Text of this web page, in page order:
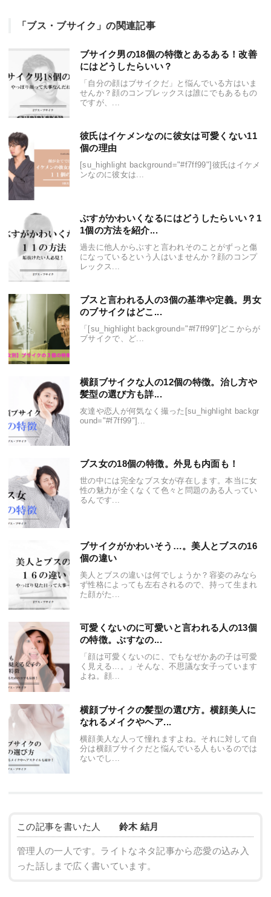
「ブス・ブサイク」の関連記事
ブサイク男の18個の特徴とあるある！改善
にはどうしたらいい？
「自分の顔はブサイクだ」と悩んでいる方はいま
せんか？顔のコンプレックスは誰にでもあるもの
ですが、...
彼氏はイケメンなのに彼女は可愛くない11
個の理由
[su_highlight background="#f7ff99"]彼氏はイケメ
ンなのに彼女は...
ぶすがかわいくなるにはどうしたらいい？1
1個の方法を紹介...
過去に他人からぶすと言われそのことがずっと傷
になっているという人はいませんか？顔のコンプ
レックス...
ブスと言われる人の3個の基準や定義。男女
のブサイクはどこ...
「[su_highlight background="#f7ff99"]どこからが
ブサイクで、ど...
横顔ブサイクな人の12個の特徴。治し方や
髪型の選び方も詳...
友達や恋人が何気なく撮った[su_highlight backgr
ound="#f7ff99"]...
ブス女の18個の特徴。外見も内面も！
世の中には完全なブス女が存在します。本当に女
性の魅力が全くなくて色々と問題のある人ってい
るんです...
ブサイクがかわいそう…。美人とブスの16
個の違い
美人とブスの違いは何でしょうか？容姿のみなら
ず性格によっても左右されるので、持って生まれ
た顔がた...
可愛くないのに可愛いと言われる人の13個
の特徴。ぶすなの...
「顔は可愛くないのに、でもなぜかあの子は可愛
く見える…。」そんな、不思議な女子っています
よね。顔...
横顔ブサイクの髪型の選び方。横顔美人に
なれるメイクやヘア...
横顔美人な人って憧れますよね。それに対して自
分は横顔ブサイクだと悩んでいる人もいるのでは
ないでし...
この記事を書いた人 鈴木 結月
管理人の一人です。ライトなネタ記事から恋愛の込み入
った話しまで広く書いています。